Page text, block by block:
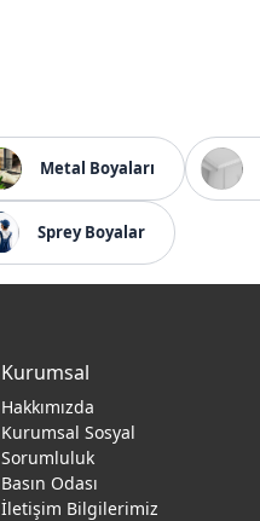
Metal Boyaları
Sprey Boyalar
Kurumsal
Hakkımızda
Kurumsal Sosyal
Sorumluluk
Basın Odası
İletişim Bilgilerimiz